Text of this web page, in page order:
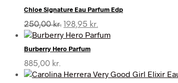
Chloe Signature Eau Parfum Edp
250,00kr. Den
oprindelige
var:
198,95 kr.
aktuelle
Burberry Hero Parfum
885,00 kr.